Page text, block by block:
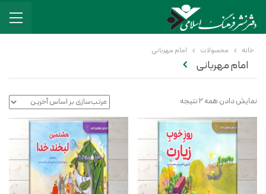
خانه محصولات امام مهربانی
امام مهربانی
نمایش دادن همه 2 نتیجه